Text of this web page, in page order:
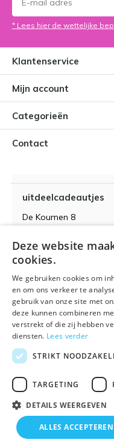
🌴 Wij zijn met
* Lees hier de wettelijke
Klantenservice
Mijn account
Categorieën
Contact
uitdeelcadeautjes
De Koumen 8
KvK-nummer 14087571
BTW-nummer NL
© 2026 - Powered by
Algemene
Deze website
cookies.
We gebruiken cookies om
en om ons verkeer te
gebruik van onze site met
deze kunnen combineren
verstrekt of die zij hebben
diensten. Lees verder
STRIKT
TARGETING
DETAILS WEERGEVEN
ALLES ACCEPTEREN